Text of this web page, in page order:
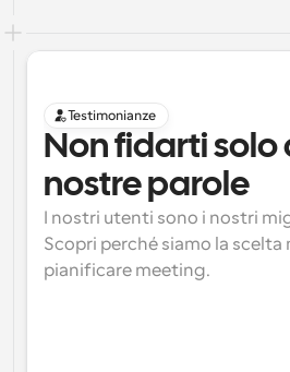
Testimonianze
Non fidarti solo
nostre parole
I nostri utenti sono i nostri
Scopri perché siamo la scelta
pianificare meeting.